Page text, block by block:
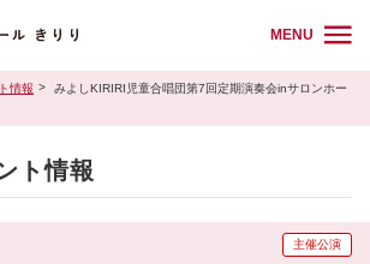
MENU
情報
みよしKIRIRI児童合唱団第7回定期演奏会inサロンホー
ト情報
主催公演